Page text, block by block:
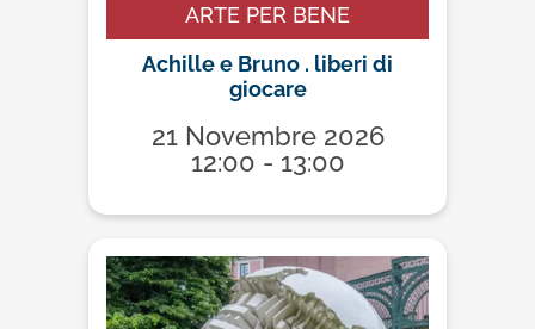
ARTE PER BENE
Achille e Bruno . liberi di
giocare
21 Novembre 2026
12:00 - 13:00